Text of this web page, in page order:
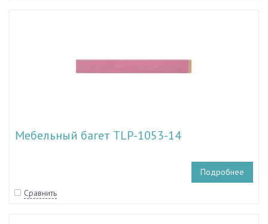
Мебельный багет TLP-1053-14
Подробнее
Сравнить